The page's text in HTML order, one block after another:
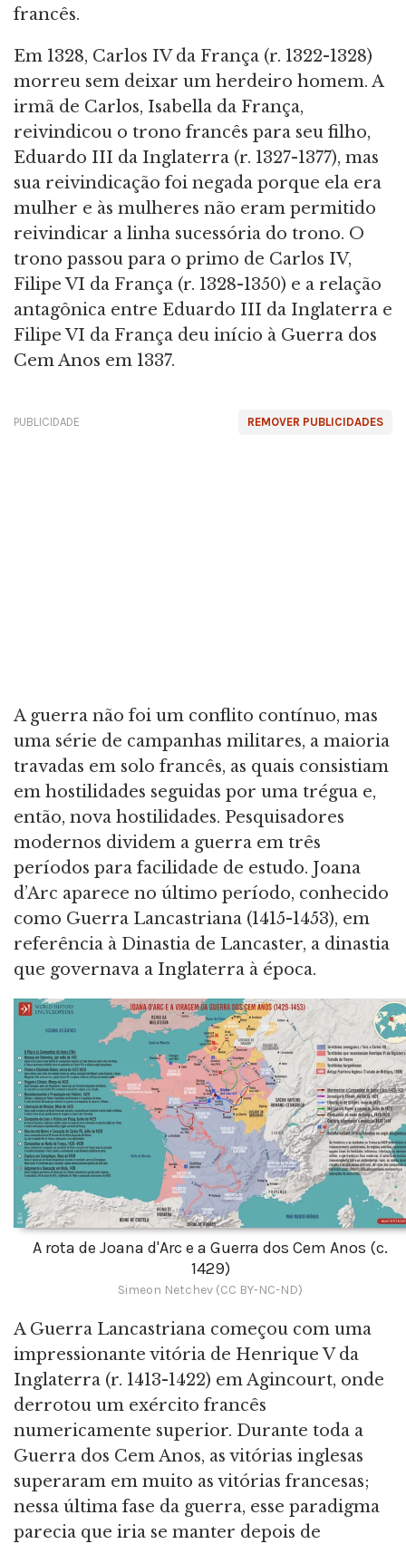
francês.
Em 1328, Carlos IV da França (r. 1322-1328)
morreu sem deixar um herdeiro homem. A
irmã de Carlos, Isabella da França,
reivindicou o trono francês para seu filho,
Eduardo III da Inglaterra (r. 1327-1377), mas
sua reivindicação foi negada porque ela era
mulher e às mulheres não eram permitido
reivindicar a linha sucessória do trono. O
trono passou para o primo de Carlos IV,
Filipe VI da França (r. 1328-1350) e a relação
antagônica entre Eduardo III da Inglaterra e
Filipe VI da França deu início à Guerra dos
Cem Anos em 1337.
REMOVER PUBLICIDADES
PUBLICIDADE
A guerra não foi um conflito contínuo, mas
uma série de campanhas militares, a maioria
travadas em solo francês, as quais consistiam
em hostilidades seguidas por uma trégua e,
então, nova hostilidades. Pesquisadores
modernos dividem a guerra em três
períodos para facilidade de estudo. Joana
d’Arc aparece no último período, conhecido
como Guerra Lancastriana (1415-1453), em
referência à Dinastia de Lancaster, a dinastia
que governava a Inglaterra à época.
A rota de Joana d'Arc e a Guerra dos Cem Anos (c.
1429)
Simeon Netchev (CC BY-NC-ND)
A Guerra Lancastriana começou com uma
impressionante vitória de Henrique V da
Inglaterra (r. 1413-1422) em Agincourt, onde
derrotou um exército francês
numericamente superior. Durante toda a
Guerra dos Cem Anos, as vitórias inglesas
superaram em muito as vitórias francesas;
nessa última fase da guerra, esse paradigma
parecia que iria se manter depois de